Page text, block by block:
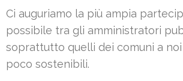
Ci auguriamo la più ampia
possibile tra gli amministratori
soprattutto quelli dei comuni a
poco sostenibili.